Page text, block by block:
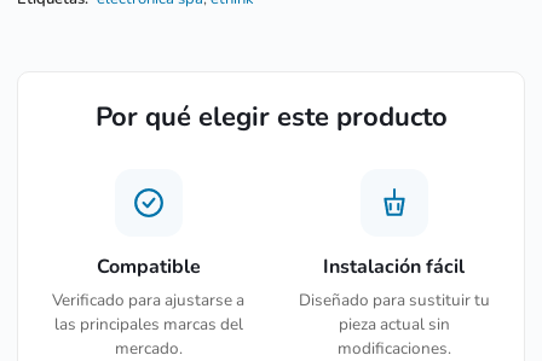
Por qué elegir este producto
Compatible
Verificado para ajustarse a
las principales marcas del
mercado.
Instalación fácil
Diseñado para sustituir tu
pieza actual sin
modificaciones.